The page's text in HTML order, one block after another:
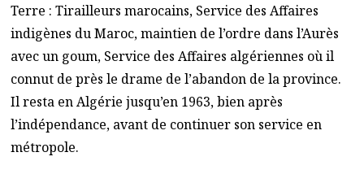
Terre : Tirailleurs marocains, Service des Affaires
indigènes du Maroc, maintien de l’ordre dans l’Aurès
avec un goum, Service des Affaires algériennes où il
connut de près le drame de l’abandon de la province.
Il resta en Algérie jusqu’en 1963, bien après
l’indépendance, avant de continuer son service en
métropole.